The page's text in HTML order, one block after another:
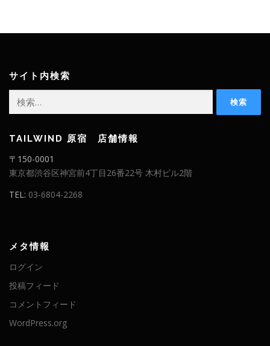
サイト内検索
索:
TAILWIND 原宿 店舗情報
〒150-0001
東京都渋谷区神宮前4丁目26番22号 木村ビル2階
TEL: 03-6804-2268
メタ情報
ログイン
投稿フィード
コメントフィード
WordPress.org